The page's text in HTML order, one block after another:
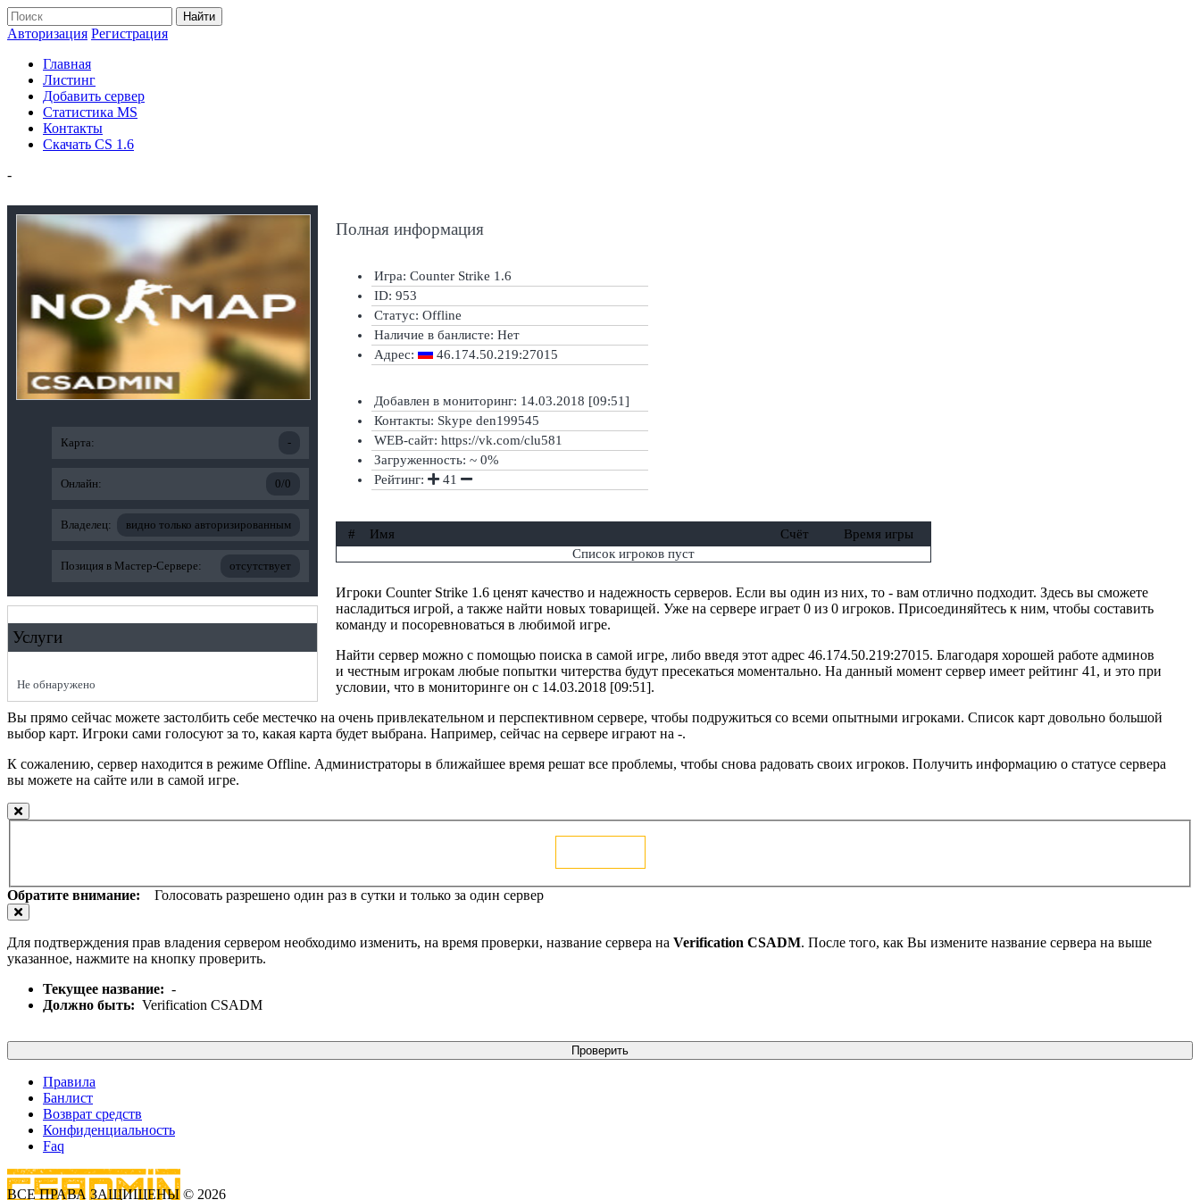
Найти
Авторизация Регистрация
Главная
Листинг
Добавить сервер
Статистика MS
Контакты
Скачать CS 1.6
-
Карта: -
Онлайн: 0/0
Владелец: видно только авторизированным
Позиция в Мастер-Сервере: отсутствует
Услуги
Не обнаружено
Полная информация
Игра: Counter Strike 1.6
ID: 953
Статус: Offline
Наличие в банлисте: Нет
Адрес:
46.174.50.219:27015
Добавлен в мониторинг: 14.03.2018 [09:51]
Контакты: Skype den199545
WEB-сайт: https://vk.com/clu581
Загруженность: ~ 0%
Рейтинг:
41
# Имя Счёт
Время игры
Список игроков пуст
Игроки Counter Strike 1.6 ценят качество и надежность серверов. Если вы один из них, то - вам отлично подходит. Здесь вы сможете
насладиться игрой, а также найти новых товарищей. Уже на сервере играет 0 из 0 игроков. Присоединяйтесь к ним, чтобы составить
команду и посоревноваться в любимой игре.
Найти сервер можно с помощью поиска в самой игре, либо введя этот адрес 46.174.50.219:27015. Благодаря хорошей работе админов
и честным игрокам любые попытки читерства будут пресекаться моментально. На данный момент сервер имеет рейтинг 41, и это при
условии, что в мониторинге он с 14.03.2018 [09:51].
Вы прямо сейчас можете застолбить себе местечко на очень привлекательном и перспективном сервере, чтобы подружиться со всеми опытными игроками. Список карт довольно большой
выбор карт. Игроки сами голосуют за то, какая карта будет выбрана. Например, сейчас на сервере играют на -.
К сожалению, сервер находится в режиме Offline. Администраторы в ближайшее время решат все проблемы, чтобы снова радовать своих игроков. Получить информацию о статусе сервера
вы можете на сайте или в самой игре.
Обратите внимание: Голосовать разрешено один раз в сутки и только за один сервер
Для подтверждения прав владения сервером необходимо изменить, на время проверки, название сервера на Verification CSADM. После того, как Вы измените название сервера на выше
указанное, нажмите на кнопку проверить.
Текущее название: -
Должно быть: Verification CSADM
Проверить
Правила
Банлист
Возврат средств
Конфиденциальность
Faq
ВСЕ ПРАВА ЗАЩИЩЕНЫ © 2026